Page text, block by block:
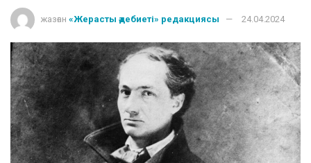
жазған «Жерасты әдебиеті» редакциясы 24.04.2024